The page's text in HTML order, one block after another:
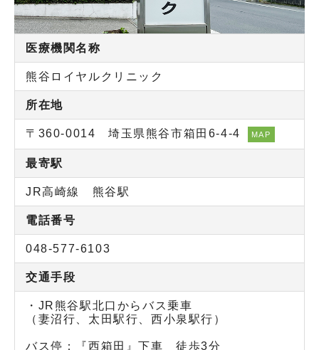
医療機関名称
熊谷ロイヤルクリニック
所在地
〒360-0014 埼玉県熊谷市箱田6-4-4 MAP
最寄駅
JR高崎線 熊谷駅
電話番号
048-577-6103
交通手段
・JR熊谷駅北口からバス乗車
（妻沼行、太田駅行、西小泉駅行）
バス停：『西箱田』下車 徒歩3分